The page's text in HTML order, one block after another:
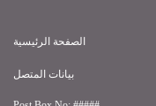
الصفحة الرئيسية
بيانات المتصل